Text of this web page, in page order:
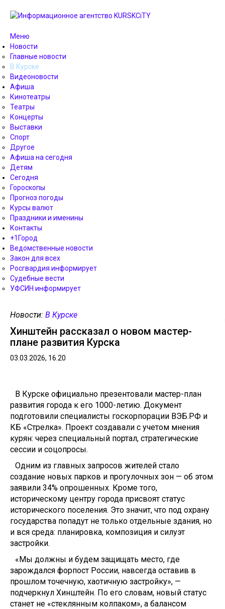
Меню
Новости
Главные новости
В Курске
Видеоновости
Афиша
Кинотеатры
Театры
Концерты
Выставки
Спорт
Другое
Афиша на сегодня
Детям
Сегодня
Гороскопы
Прогноз погоды
Курсы валют
Праздники и именины
Контакты
+1Город
Ведомственные новости
Закон для всех
Росгвардия информирует
Судебные вести
УФСИН информирует
Новости: В Курске
Хинштейн рассказал о новом мастер-
плане развития Курска
03.03.2026, 16.20
В Курске официально презентовали мастер-план
развития города к его 1000-летию. Документ
подготовили специалисты госкорпорации ВЭБ.РФ и
КБ «Стрелка». Проект создавали с учетом мнения
курян: через специальный портал, стратегические
сессии и соцопросы.
Одним из главных запросов жителей стало
создание новых парков и прогулочных зон — об этом
заявили 34% опрошенных. Кроме того,
историческому центру города присвоят статус
исторического поселения. Это значит, что под охрану
государства попадут не только отдельные здания, но
и вся среда: планировка, композиция и силуэт
застройки.
«Мы должны и будем защищать место, где
зарождался форпост России, навсегда оставив в
прошлом точечную, хаотичную застройку», —
подчеркнул Хинштейн. По его словам, новый статус
станет не «стеклянным колпаком», а балансом